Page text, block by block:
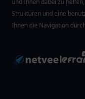
und Ihnen dabei zu
Strukturen und eine
Ihnen die Navigation